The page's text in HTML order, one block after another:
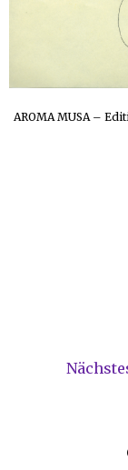
AROMA MUSA –